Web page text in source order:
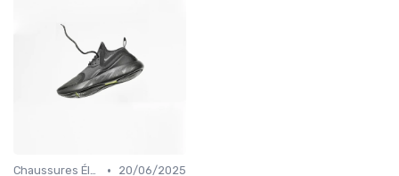
Chaussures Élégantes et de Cérémonie •
20/06/2025